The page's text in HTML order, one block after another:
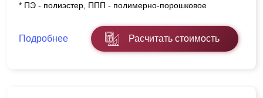
* ПЭ - полиэстер, ППП - полимерно-порошковое
Подробнее Расчитать стоимость